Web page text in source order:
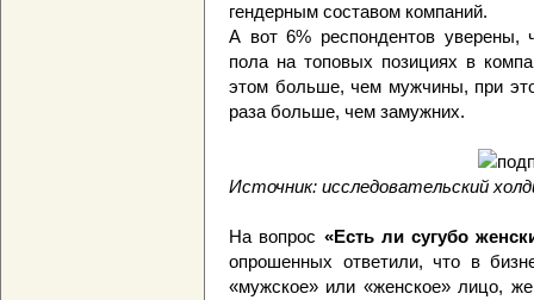
гендерным составом компаний.
А вот 6% респондентов уверены,
пола на топовых позициях в
этом больше, чем мужчины, при
раза больше, чем замужних.
Источник: исследовательский
На вопрос «Есть ли сугубо
опрошенных ответили, что в
«мужское» или «женское» лицо,